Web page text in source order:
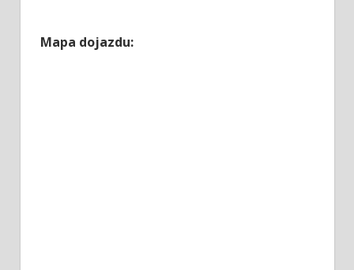
Mapa dojazdu: